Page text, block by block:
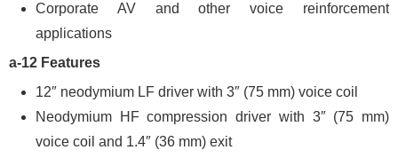
Corporate AV and other voice reinforcement
applications
a-12 Features
12″ neodymium LF driver with 3″ (75 mm) voice coil
Neodymium HF compression driver with 3″ (75 mm)
voice coil and 1.4″ (36 mm) exit